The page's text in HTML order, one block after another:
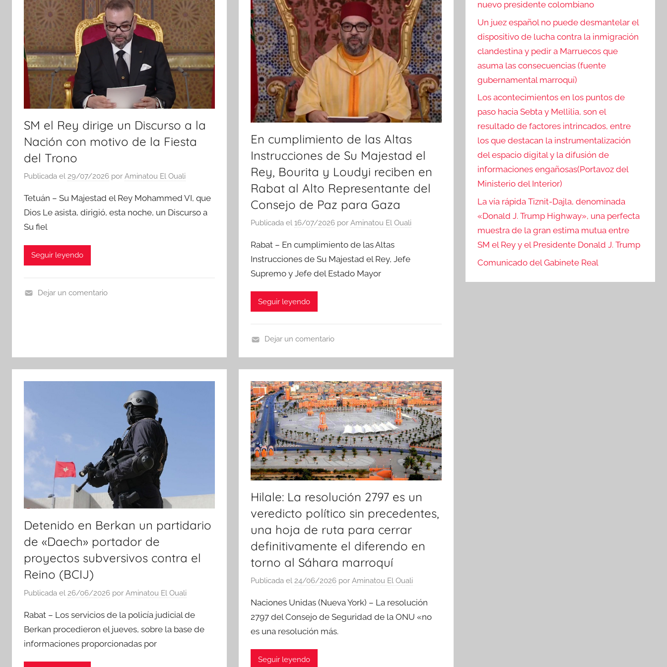
SM el Rey dirige un Discurso a la
Nación con motivo de la Fiesta
del Trono
Publicada el 29/07/2026 por Aminatou El Ouali
Tetuán – Su Majestad el Rey Mohammed VI, que
Dios Le asista, dirigió, esta noche, un Discurso a
Su fiel
Seguir leyendo
c
i
a
Dejar un comentario
En cumplimiento de las Altas
Instrucciones de Su Majestad el
Rey, Bourita y Loudyi reciben en
Rabat al Alto Representante del
Consejo de Paz para Gaza
Publicada el16/07/2026 porAminatou El Ouali
Rabat – En cumplimiento de las Altas
Instrucciones de Su Majestad el Rey, Jefe
Supremo y Jefe del Estado Mayor
Seguir leyendo
i
c
i
a
s
Dejar un comentario
Detenido en Berkan un partidario
de «Daech» portador de
proyectos subversivos contra el
Reino (BCIJ)
Publicada el 26/06/2026 por Aminatou El Ouali
Rabat – Los servicios de la policía judicial de
Berkan procedieron el jueves, sobre la base de
informaciones proporcionadas por
Hilale: La resolución 2797 es un
veredicto político sin precedentes,
una hoja de ruta para cerrar
definitivamente el diferendo en
torno al Sáhara marroquí
Publicada el24/06/2026 porAminatou El Ouali
Naciones Unidas (Nueva York) – La resolución
2797 del Consejo de Seguridad de la ONU «no
es una resolución más.
Seguir leyendo
nuevo presidente colombiano
Un juez español no puede desmantelar el
dispositivo de lucha contra la inmigración
clandestina y pedir a Marruecos que
asuma las consecuencias (fuente
gubernamental marroquí)
Los acontecimientos en los puntos de
paso hacia Sebta y Mellilia, son el
resultado de factores intrincados, entre
los que destacan la instrumentalización
del espacio digital y la difusión de
informaciones engañosas(Portavoz del
Ministerio del Interior)
La vía rápida Tiznit-Dajla, denominada
«Donald J. Trump Highway», una perfecta
muestra de la gran estima mutua entre
SM el Rey y el Presidente Donald J. Trump
Comunicado del Gabinete Real